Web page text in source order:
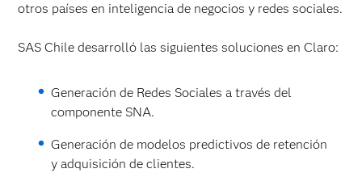
otros países en inteligencia de negocios y redes sociales.
SAS Chile desarrolló las siguientes soluciones en Claro:
Generación de Redes Sociales a través del
componente SNA.
Generación de modelos predictivos de retención
y adquisición de clientes.